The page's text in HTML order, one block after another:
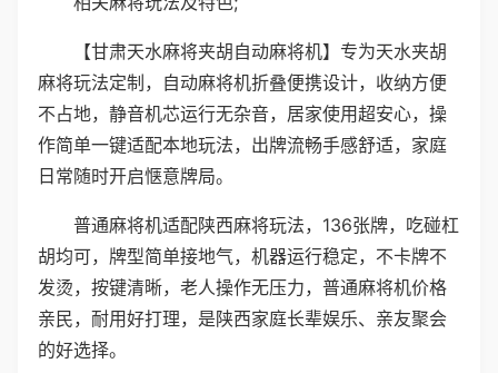
【甘肃天水麻将夹胡自动麻将机】专为天水夹胡
麻将玩法定制，自动麻将机折叠便携设计，收纳方便
不占地，静音机芯运行无杂音，居家使用超安心，操
作简单一键适配本地玩法，出牌流畅手感舒适，家庭
日常随时开启惬意牌局。
普通麻将机适配陕西麻将玩法，136张牌，吃碰杠
胡均可，牌型简单接地气，机器运行稳定，不卡牌不
发烫，按键清晰，老人操作无压力，普通麻将机价格
亲民，耐用好打理，是陕西家庭长辈娱乐、亲友聚会
的好选择。